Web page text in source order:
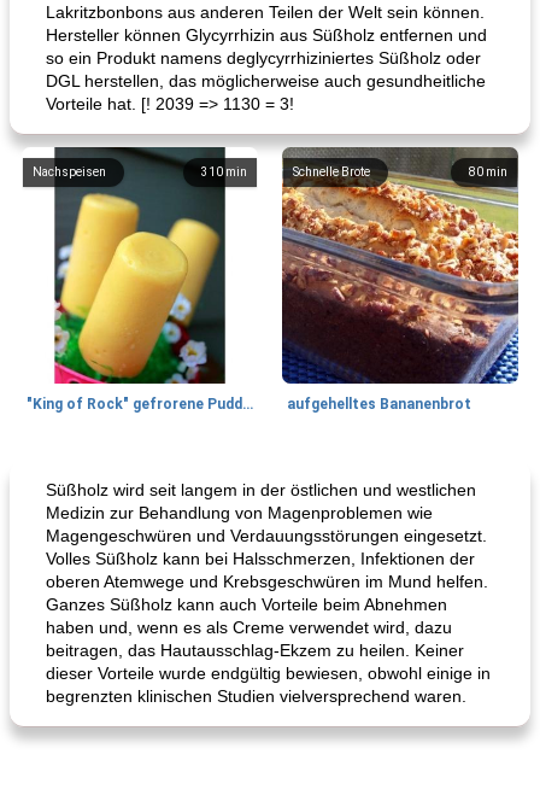
Lakritzbonbons aus anderen Teilen der Welt sein können.
Hersteller können Glycyrrhizin aus Süßholz entfernen und
so ein Produkt namens deglycyrrhiziniertes Süßholz oder
DGL herstellen, das möglicherweise auch gesundheitliche
Vorteile hat. [! 2039 => 1130 = 3!
310 min
Nachspeisen
"King of Rock" gefrorene Pudding Pops
80 min
Schnelle Brote
aufgehelltes Bananenbrot
Hühnchen, Süßkartoffelsuppe
Süßholz wird seit langem in der östlichen und westlichen
Medizin zur Behandlung von Magenproblemen wie
Magengeschwüren und Verdauungsstörungen eingesetzt.
Volles Süßholz kann bei Halsschmerzen, Infektionen der
oberen Atemwege und Krebsgeschwüren im Mund helfen.
Ganzes Süßholz kann auch Vorteile beim Abnehmen
haben und, wenn es als Creme verwendet wird, dazu
beitragen, das Hautausschlag-Ekzem zu heilen. Keiner
dieser Vorteile wurde endgültig bewiesen, obwohl einige in
begrenzten klinischen Studien vielversprechend waren.